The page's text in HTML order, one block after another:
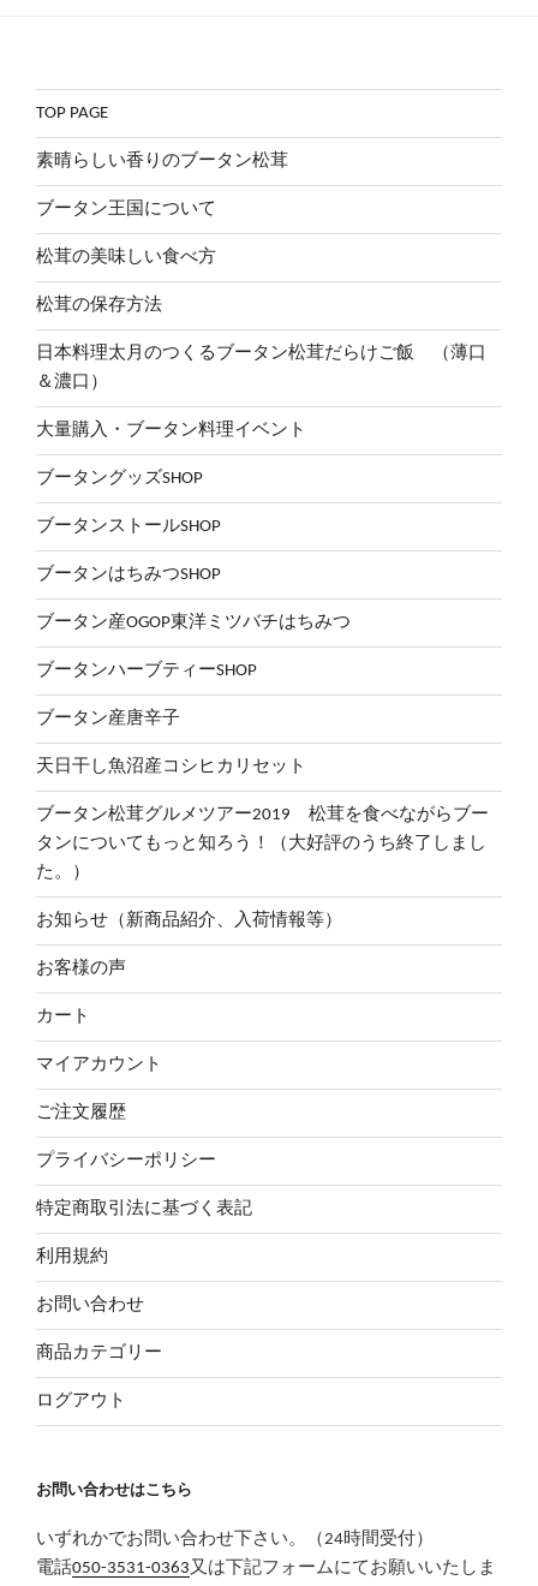
TOP PAGE
素晴らしい香りのブータン松茸
ブータン王国について
松茸の美味しい食べ方
松茸の保存方法
日本料理太月のつくるブータン松茸だらけご飯 （薄口
＆濃口）
大量購入・ブータン料理イベント
ブータングッズSHOP
ブータンストールSHOP
ブータンはちみつSHOP
ブータン産OGOP東洋ミツバチはちみつ
ブータンハーブティーSHOP
ブータン産唐辛子
天日干し魚沼産コシヒカリセット
ブータン松茸グルメツアー2019 松茸を食べながらブー
タンについてもっと知ろう！（大好評のうち終了しまし
た。）
お知らせ（新商品紹介、入荷情報等）
お客様の声
カート
マイアカウント
ご注文履歴
プライバシーポリシー
特定商取引法に基づく表記
利用規約
お問い合わせ
商品カテゴリー
ログアウト
お問い合わせはこちら
いずれかでお問い合わせ下さい。（24時間受付）
電話050-3531-0363 又は下記フォームにてお願いいたしま